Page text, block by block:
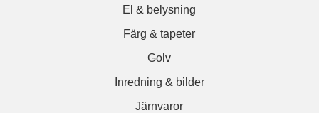
El & belysning
Färg & tapeter
Golv
Inredning & bilder
Järnvaror